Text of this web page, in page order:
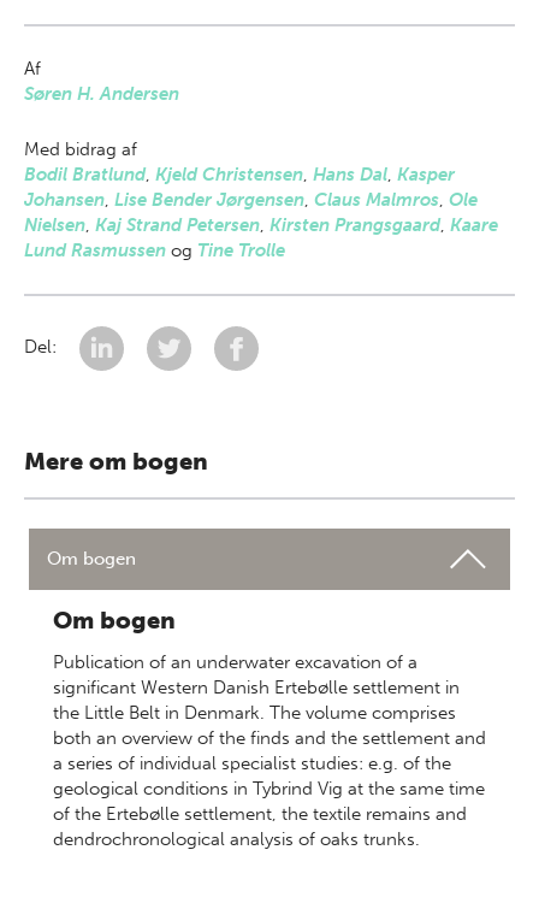
Af
Søren H. Andersen
Med bidrag af
Bodil Bratlund, Kjeld Christensen, Hans Dal, Kasper
Johansen, Lise Bender Jørgensen, Claus Malmros, Ole
Nielsen, Kaj Strand Petersen, Kirsten Prangsgaard, Kaare
Lund Rasmussen og Tine Trolle
Del:
Mere om bogen
Om bogen
Om bogen
Publication of an underwater excavation of a
significant Western Danish Ertebølle settlement in
the Little Belt in Denmark. The volume comprises
both an overview of the finds and the settlement and
a series of individual specialist studies: e.g. of the
geological conditions in Tybrind Vig at the same time
of the Ertebølle settlement, the textile remains and
dendrochronological analysis of oaks trunks.